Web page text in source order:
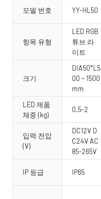
모델 번호 YY-HL50
항목 유형
LED RGB
튜브 라
이트
크기
DIA50*L5
00 ~ 1500
mm
LED 제품
체중 (kg)
0.5-2
입력 전압
(V)
DC12V D
C24V AC
85-265V
IP 등급 IP65